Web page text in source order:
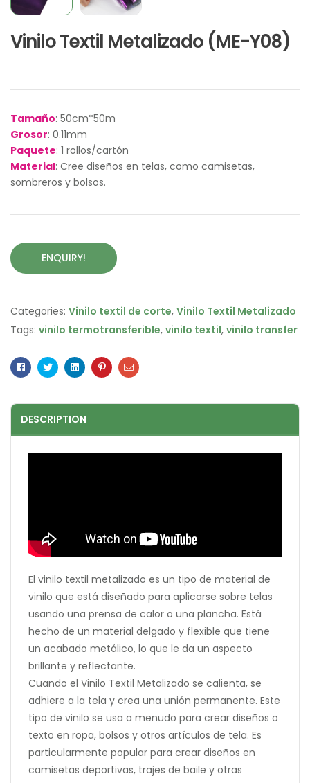
Vinilo Textil Metalizado (ME-Y08)
Tamaño: 50cm*50m
Grosor: 0.11mm
Paquete: 1 rollos/cartón
Material: Cree diseños en telas, como camisetas,
sombreros y bolsos.
ENQUIRY!
Categories: Vinilo textil de corte, Vinilo Textil Metalizado
Tags: vinilo termotransferible, vinilo textil, vinilo transfer
Facebook
TwitterLinkedinPinterestEmail
DESCRIPTION
El vinilo textil metalizado es un tipo de material de
vinilo que está diseñado para aplicarse sobre telas
usando una prensa de calor o una plancha. Está
hecho de un material delgado y flexible que tiene
un acabado metálico, lo que le da un aspecto
brillante y reflectante.
Cuando el Vinilo Textil Metalizado se calienta, se
adhiere a la tela y crea una unión permanente. Este
tipo de vinilo se usa a menudo para crear diseños o
texto en ropa, bolsos y otros artículos de tela. Es
particularmente popular para crear diseños en
camisetas deportivas, trajes de baile y otras